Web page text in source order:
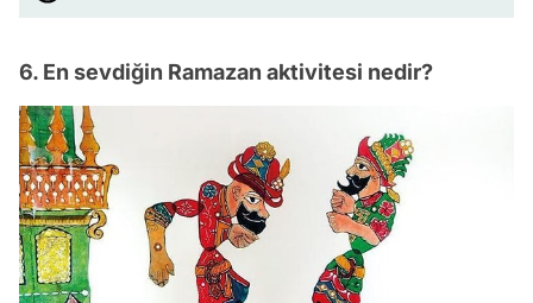
6. En sevdiğin Ramazan aktivitesi nedir?